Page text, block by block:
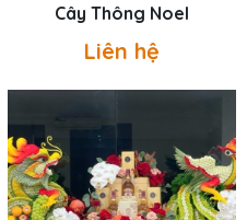
Cây Thông Noel
Liên hệ